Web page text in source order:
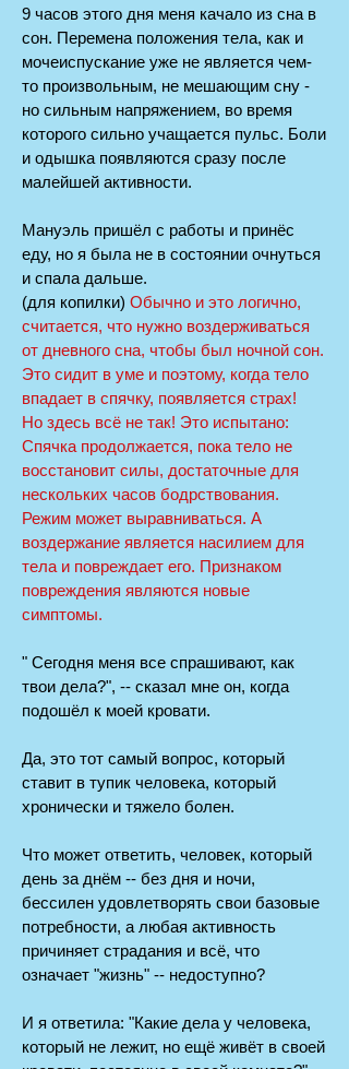
9 часов этого дня меня качало из сна в
сон. Перемена положения тела, как и
мочеиспускание уже не является чем-
то произвольным, не мешающим сну -
но сильным напряжением, во время
которого сильно учащается пульс. Боли
и одышка появляются сразу после
малейшей активности.
Мануэль пришёл с работы и принёс
еду, но я была не в состоянии очнуться
и спала дальше.
(для копилки) Обычно и это логично,
считается, что нужно воздерживаться
от дневного сна, чтобы был ночной сон.
Это сидит в уме и поэтому, когда тело
впадает в спячку, появляется страх!
Но здесь всё не так! Это испытано:
Спячка продолжается, пока тело не
восстановит силы, достаточные для
нескольких часов бодрствования.
Режим может выравниваться. А
воздержание является насилием для
тела и повреждает его. Признаком
повреждения являются новые
симптомы.
" Сегодня меня все спрашивают, как
твои дела?", -- сказал мне он, когда
подошёл к моей кровати.
Да, это тот самый вопрос, который
ставит в тупик человека, который
хронически и тяжело болен.
Что может ответить, человек, который
день за днём -- без дня и ночи,
бессилен удовлетворять свои базовые
потребности, а любая активность
причиняет страдания и всё, что
означает "жизнь" -- недоступно?
И я ответила: "Какие дела у человека,
который не лежит, но ещё живёт в своей